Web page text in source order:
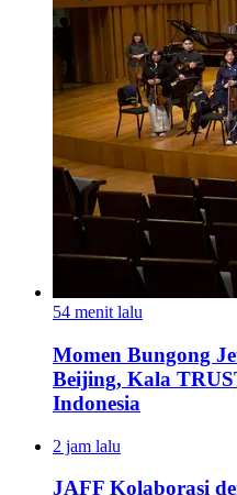
54 menit lalu
Momen Bungong
Beijing, Kala
Indonesia
2 jam lalu
JAFF Kolaborasi